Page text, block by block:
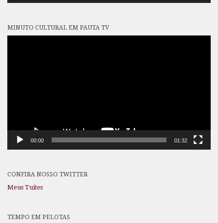
MINUTO CULTURAL EM PAUTA TV
00:00 01:32
CONFIRA NOSSO TWITTER
Meus Tuítes
TEMPO EM PELOTAS